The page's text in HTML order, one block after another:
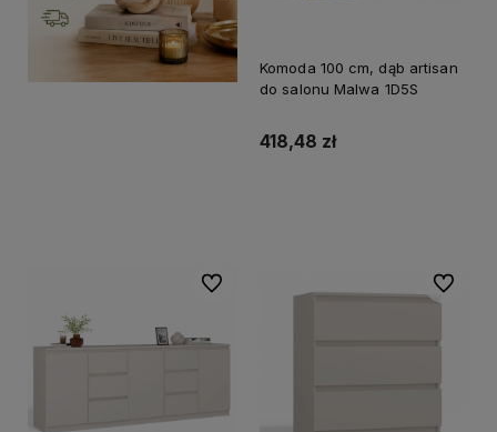
Komoda 100 cm, dąb artisan
do salonu Malwa 1D5S
418,48 zł
Do ulubionych Do